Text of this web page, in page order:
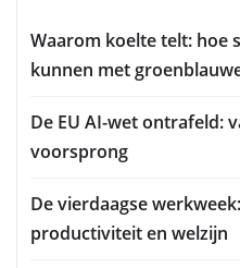
Waarom koelte telt: hoe
kunnen met
De EU AI-wet ontrafeld:
voorsprong
De vierdaagse
productiviteit en welzijn